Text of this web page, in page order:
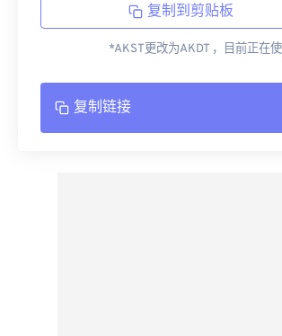
复制到剪贴板
*AKST更改为AKDT ，目前正在
复制链接